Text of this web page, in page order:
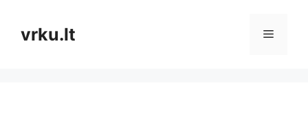
turiniovrku.lt Meniu